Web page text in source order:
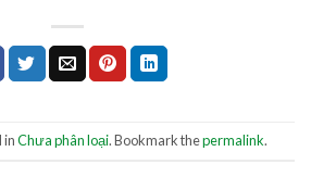
inChưa phân loại. Bookmark thepermalink.